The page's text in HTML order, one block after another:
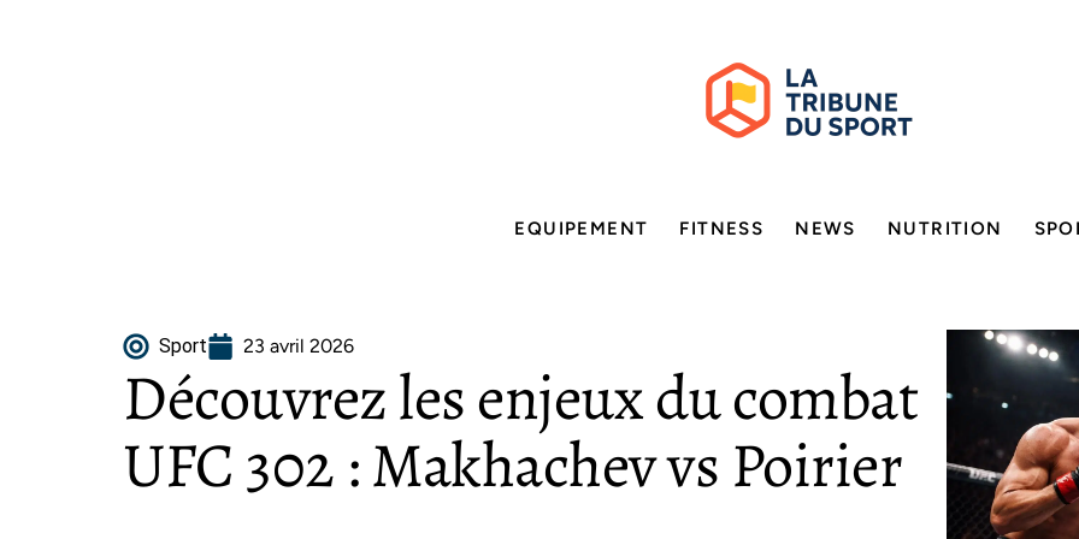
EQUIPEMENT FITNESS NEWS NUTRITION
Sport 23 avril 2026
Découvrez les enjeux du combat
UFC 302 : Makhachev vs Poirier